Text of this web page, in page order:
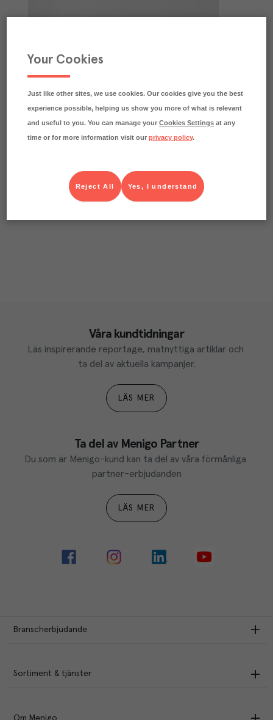
Våra kundtidningar
Läs inspirerande reportage, matnyttiga artiklar och
ta del av aktuella kampanjer.
LÄS MER
Ta del av Menigo Partner
Du som är Menigo-kund kan ta del av våra förmånliga
partner-erbjudanden
LÄS MER
Branscherbjudande
Sortiment & tjänster
Om Menigo
Your Cookies
Just like other sites, we use cookies. Our cookies give you the best
experience possible, helping us show you more of what is relevant
and useful to you. You can manage yourCookies Settings at any
time or for more information visit ourprivacy policy.
Yes, I understand
Reject All